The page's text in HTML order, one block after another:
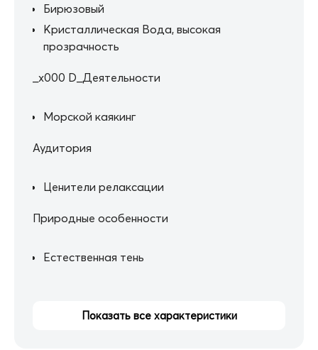
Бирюзовый
Кристаллическая Вода, высокая
прозрачность
_x000 D_Деятельности
Морской каякинг
Аудитория
Ценители релаксации
Природные особенности
Естественная тень
Показать все характеристики